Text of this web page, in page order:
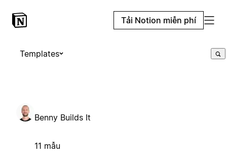
Tải Notion miễn phí
Templates
Benny Builds It
11 mẫu